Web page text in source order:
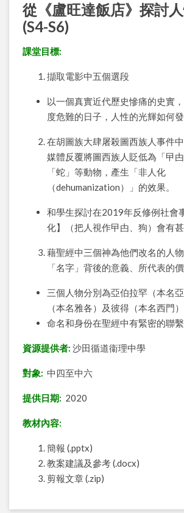
從《盧旺達飯店》探討
(S4-S6)
課堂目標:
擷取電影中五個選段
以一個真實近代歷史慘痛的史實
度危難的日子，人性的光輝如何發
在胡圖族大肆屠殺圖西族人事件
媒體反覆將圖西族人貶低為「曱
「蛇」等動物，產生「非人化
（dehumanization）」的效果。
和學生探討在2019年反修例社會
化】（把人視作曱甴、狗）會有甚
藉聖經中三個神為他們改名的人
「名字」背後的意義、所代表的價
三個人物分別為亞伯拉罕（本名
（本名雅各）及彼得（本名西門）
命名和身份在聖經中有緊密的聯繫
資源提供者: 沙田循道衞理中學
對象: 中四至中六
提供日期: 2020
教材內容:
簡報 (.pptx)
教案建議及參考 (.docx)
剪報文章 (.zip)